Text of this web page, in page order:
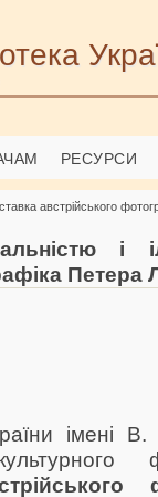
РЕСУРСИ
австрійського
і
Петера
імені